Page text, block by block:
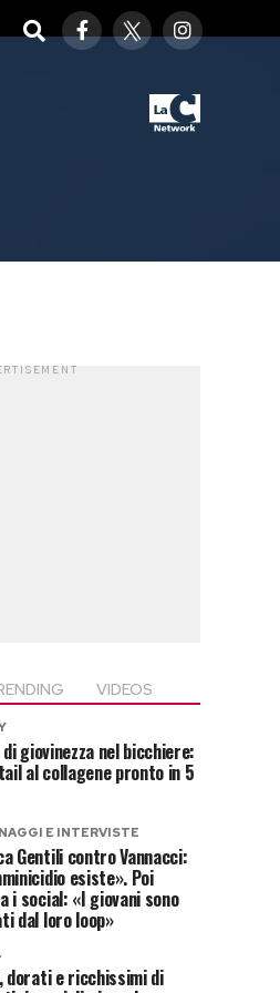
VIDEOS
di giovinezza nel bicchiere:
al collagene pronto in 5
E INTERVISTE
Gentili contro Vannacci:
esiste». Poi
i social: «I giovani sono
dal loro loop»
dorati e ricchissimi di